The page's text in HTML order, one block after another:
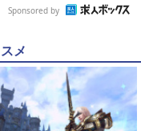
Sponsored by
メ